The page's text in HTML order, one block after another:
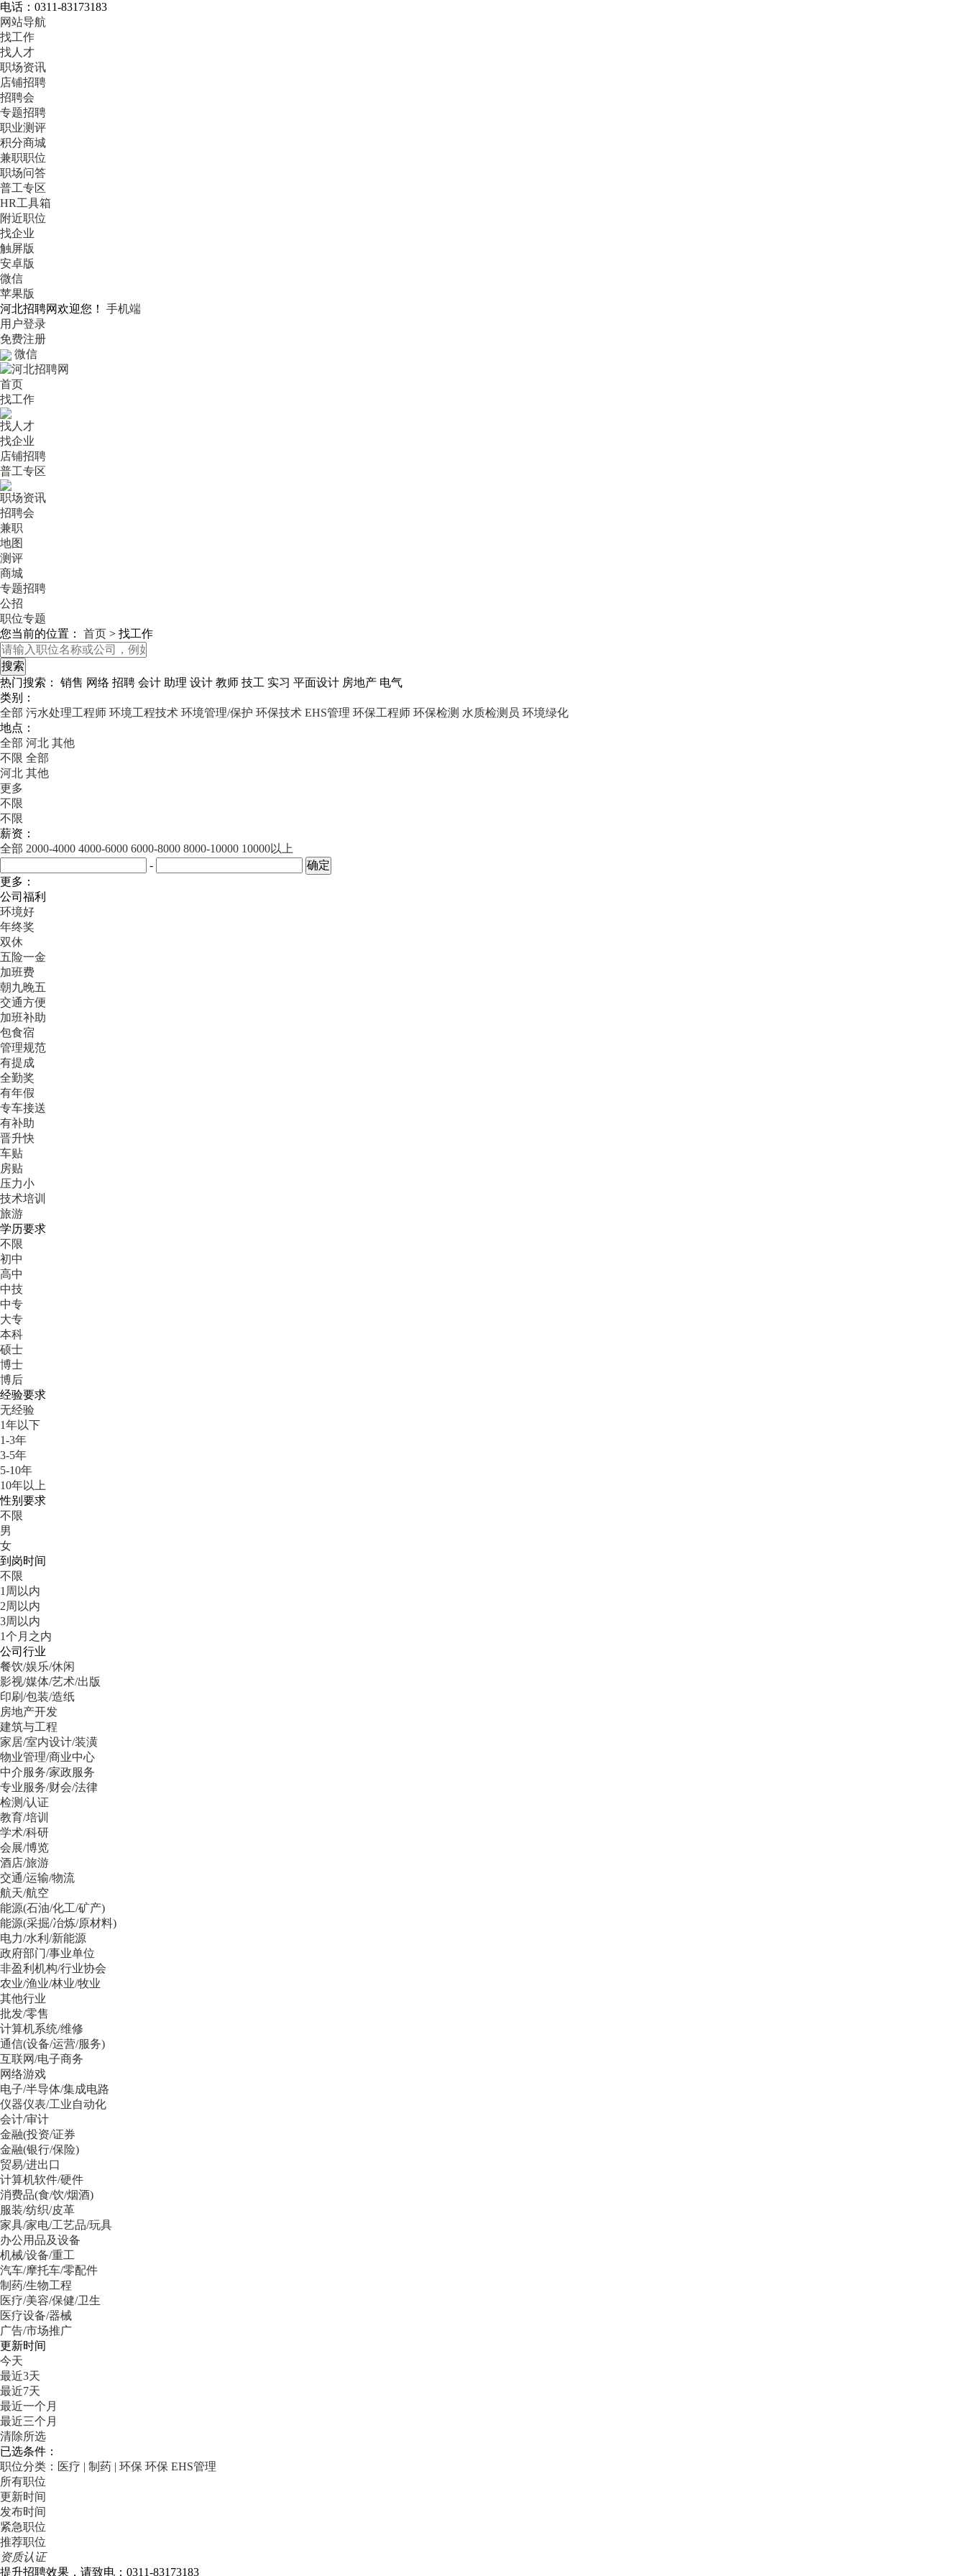
电话：0311-83173183
网站导航
找工作
找人才
职场资讯
店铺招聘
招聘会
专题招聘
职业测评
积分商城
兼职职位
职场问答
普工专区
HR工具箱
附近职位
找企业
触屏版
安卓版
微信
苹果版
河北招聘网欢迎您！
手机端
用户登录
免费注册
微信
首页
找工作
找人才
找企业
店铺招聘
普工专区
职场资讯
招聘会
兼职
地图
测评
商城
专题招聘
公招
职位专题
您当前的位置： 首页 > 找工作
热门搜索： 销售 网络 招聘 会计 助理 设计 教师 技工 实习 平面设计 房地产 电气
类别：
全部 污水处理工程师 环境工程技术 环境管理/保护 环保技术 EHS管理 环保工程师 环保检测 水质检测员 环境绿化
地点：
全部 河北 其他
不限 全部
河北 其他
更多
不限
不限
薪资：
全部 2000-4000 4000-6000 6000-8000 8000-10000 10000以上
-
更多：
公司福利
环境好
年终奖
双休
五险一金
加班费
朝九晚五
交通方便
加班补助
包食宿
管理规范
有提成
全勤奖
有年假
专车接送
有补助
晋升快
车贴
房贴
压力小
技术培训
旅游
学历要求
不限
初中
高中
中技
中专
大专
本科
硕士
博士
博后
经验要求
无经验
1年以下
1-3年
3-5年
5-10年
10年以上
性别要求
不限
男
女
到岗时间
不限
1周以内
2周以内
3周以内
1个月之内
公司行业
餐饮/娱乐/休闲
影视/媒体/艺术/出版
印刷/包装/造纸
房地产开发
建筑与工程
家居/室内设计/装潢
物业管理/商业中心
中介服务/家政服务
专业服务/财会/法律
检测/认证
教育/培训
学术/科研
会展/博览
酒店/旅游
交通/运输/物流
航天/航空
能源(石油/化工/矿产)
能源(采掘/冶炼/原材料)
电力/水利/新能源
政府部门/事业单位
非盈利机构/行业协会
农业/渔业/林业/牧业
其他行业
批发/零售
计算机系统/维修
通信(设备/运营/服务)
互联网/电子商务
网络游戏
电子/半导体/集成电路
仪器仪表/工业自动化
会计/审计
金融(投资/证券
金融(银行/保险)
贸易/进出口
计算机软件/硬件
消费品(食/饮/烟酒)
服装/纺织/皮革
家具/家电/工艺品/玩具
办公用品及设备
机械/设备/重工
汽车/摩托车/零配件
制药/生物工程
医疗/美容/保健/卫生
医疗设备/器械
广告/市场推广
更新时间
今天
最近3天
最近7天
最近一个月
最近三个月
清除所选
已选条件：
职位分类：医疗 | 制药 | 环保 环保 EHS管理
所有职位
更新时间
发布时间
紧急职位
推荐职位
资质认证
提升招聘效果，请致电：0311-83173183